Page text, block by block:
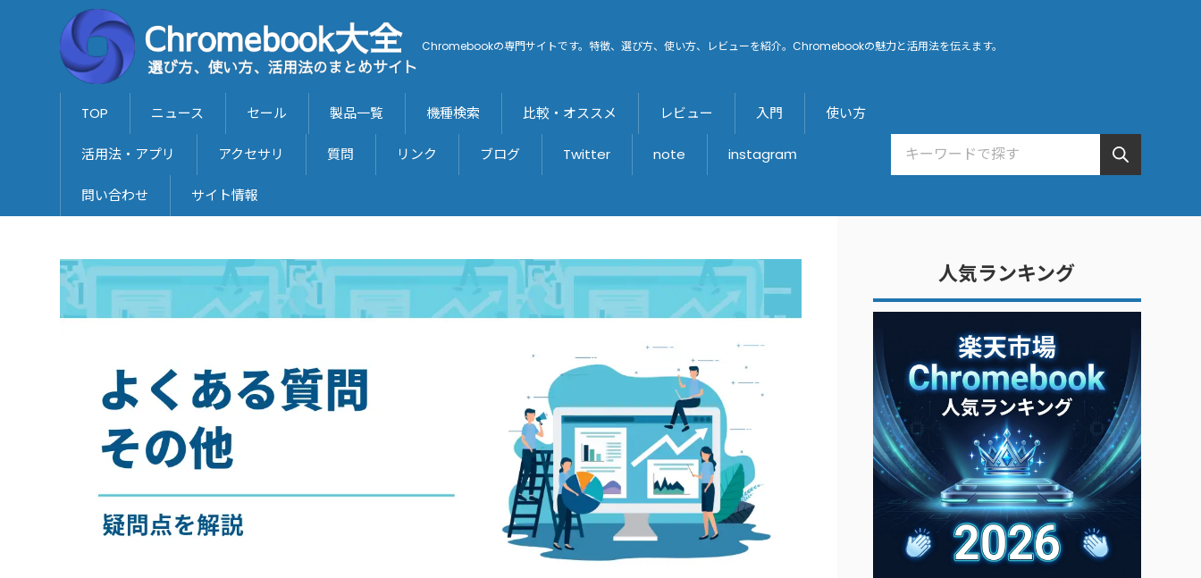
Chromebookの専門サイトです。特徴、選び方、使い方、レビューを紹介。Chromebookの魅力と活用法を伝えます。
TOP ニュース セール 製品一覧 機種検索 比較・オススメ レビュー 入門 使い方
活用法・アプリ アクセサリ 質問 リンク ブログ Twitter note instagraｍ
問い合わせ サイト情報
人気ランキング